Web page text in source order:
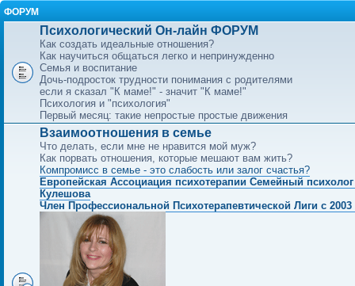
ФОРУМ
Психологический Он-лайн ФОРУМ
Как создать идеальные отношения?
Как научиться общаться легко и непринужденно
Семья и воспитание
Дочь-подросток трудности понимания с родителями
если я сказал "К маме!" - значит "К маме!"
Психология и "психология"
Первый месяц: такие непростые простые движения
Взаимоотношения в семье
Что делать, если мне не нравится мой муж?
Как порвать отношения, которые мешают вам жить?
Компромисс в семье - это слабость или залог счастья?
Европейская Ассоциация психотерапии Семейный
Кулешова
Член Профессиональной Психотерапевтической Лиги с 2003